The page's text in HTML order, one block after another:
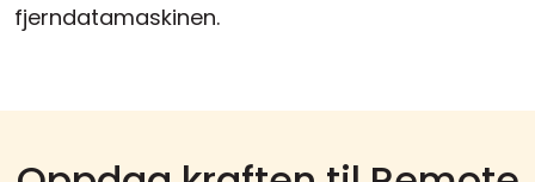
fjerndatamaskinen.